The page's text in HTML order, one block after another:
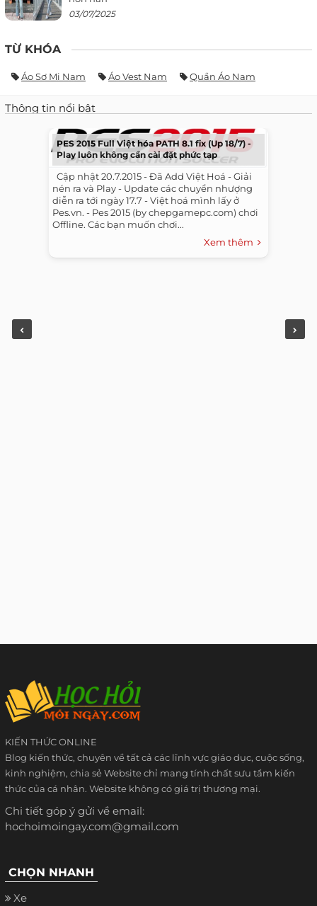
03/07/2025
TỪ KHÓA
Áo Sơ Mi Nam Áo Vest Nam Quần Áo Nam
Thông tin nổi bật
PES 2015 Full Việt hóa PATH 8.1 fix (Up 18/7) -
Play luôn không cần cài đặt phức tạp
​ ​ Cập nhật 20.7.2015 - Đã Add Việt Hoá - Giải
nén ra và Play - Update các chuyển nhượng
diễn ra tới ngày 17.7 - Việt hoá mình lấy ở
Pes.vn. - Pes 2015 (by chepgamepc.com) chơi
Offline. Các bạn muốn chơi...
Xem thêm
KIẾN THỨC ONLINE
Blog kiến thức, chuyên về tất cả các lĩnh vực giáo dục, cuộc sống,
kinh nghiệm, chia sẻ Website chỉ mang tính chất sưu tầm kiến
thức của cá nhân. Website không có giá trị thương mại.
Chi tiết góp ý gửi về email:
hochoimoingay.com@gmail.com
CHỌN NHANH
Xe